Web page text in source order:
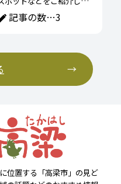
記事の数…3
位置する「高梁市」の見ど